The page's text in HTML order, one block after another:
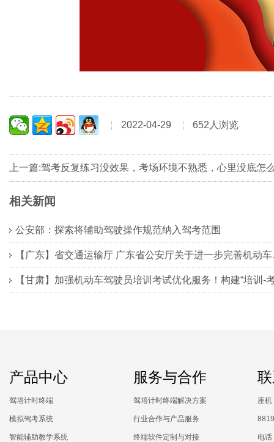
2022-04-29 652人浏览
相关新闻
公安部：探索将辅助驾驶操作规范纳入驾考范围
【广
产品中心
驾培计时终端
模拟驾考系统
智能辅助教学系统
服务与合作
驾培计时终端解决方案
行业合作与产品服务
终端软件定制与对接
座
电